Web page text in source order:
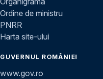
Ordine de ministru
PNRR
Harta site-ului
GUVERNUL ROMÂNIEI
www.gov.ro